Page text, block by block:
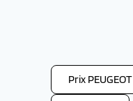
Prix PEUGEOT